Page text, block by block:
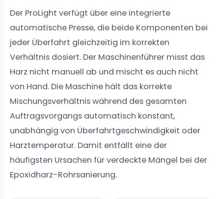
Der ProLight verfügt über eine integrierte
automatische Presse, die beide Komponenten bei
jeder Überfahrt gleichzeitig im korrekten
Verhältnis dosiert. Der Maschinenführer misst das
Harz nicht manuell ab und mischt es auch nicht
von Hand. Die Maschine hält das korrekte
Mischungsverhältnis während des gesamten
Auftragsvorgangs automatisch konstant,
unabhängig von Überfahrtgeschwindigkeit oder
Harztemperatur. Damit entfällt eine der
häufigsten Ursachen für verdeckte Mängel bei der
Epoxidharz-Rohrsanierung.